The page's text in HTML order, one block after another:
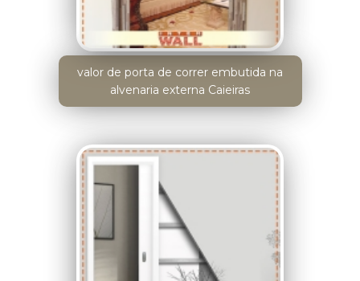
valor de porta de correr embutida na
alvenaria externa Caieiras